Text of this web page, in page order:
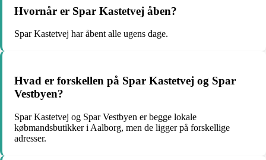
Hvornår er Spar Kastetvej åben?
Spar Kastetvej har åbent alle ugens dage.
Hvad er forskellen på Spar Kastetvej og Spar
Vestbyen?
Spar Kastetvej og Spar Vestbyen er begge lokale
købmandsbutikker i Aalborg, men de ligger på forskellige
adresser.